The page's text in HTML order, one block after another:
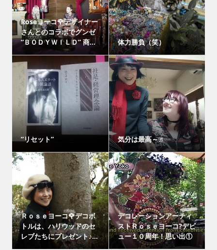
Roseヨーコ🌹デザイナー
さんとのコラボでグンゼ
”ＢＯＤＹＷＩＬＤ” 商...
体力勝負（笑）
”リセット” 気分は最高～♬
Ｒｏｓｅヨーコ🌹デコボ
トルは、ハリウッドのセ
レブたちにプレゼント♪...
デコレーションアーティ
ストＲｏｓｅヨーコ?デビ
ュー１０周年！思い出①